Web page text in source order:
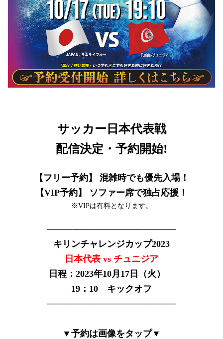
サッカー日本代表戦
配信決定・予約開始!
【フリー予約】 混雑時でも優先入場！
【VIP予約】 ソファー席で独占応援！
※VIPは有料となります。
────────────────────
キリンチャレンジカップ2023
日本代表 vs チュニジア
日程：2023年10月17日（火）
19：10 キックオフ
────────────────────
▼予約は画像をタップ▼